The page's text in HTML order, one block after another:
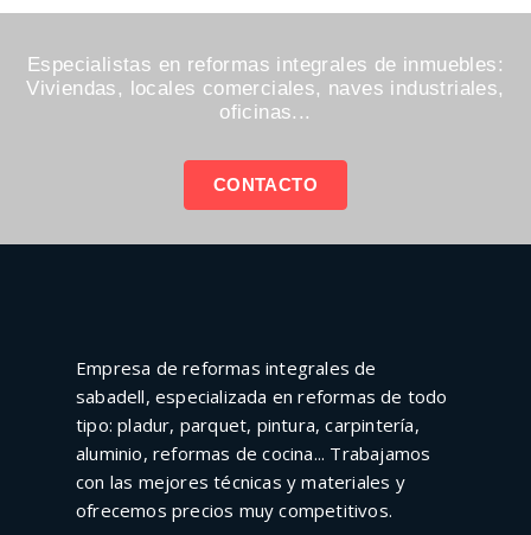
Especialistas en reformas integrales de inmuebles:
Viviendas, locales comerciales, naves industriales,
oficinas...
CONTACTO
Empresa de reformas integrales de
sabadell, especializada en reformas de todo
tipo: pladur, parquet, pintura, carpintería,
aluminio, reformas de cocina... Trabajamos
con las mejores técnicas y materiales y
ofrecemos precios muy competitivos.